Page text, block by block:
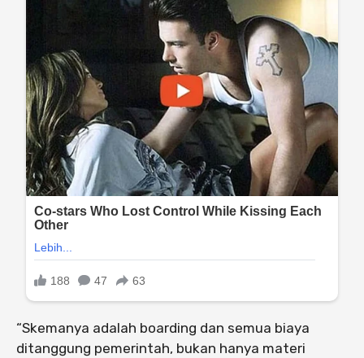
“Skemanya adalah boarding dan semua biaya
ditanggung pemerintah, bukan hanya materi